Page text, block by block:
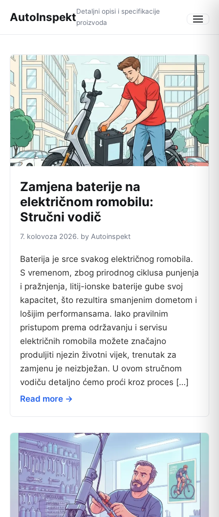
AutoInspektDetaljni opisi i specifikacije
proizvoda
Menu
Zamjena baterije na
električnom romobilu:
Stručni vodič
7. kolovoza 2026. by Autoinspekt
Baterija je srce svakog električnog romobila.
S vremenom, zbog prirodnog ciklusa punjenja
i pražnjenja, litij-ionske baterije gube svoj
kapacitet, što rezultira smanjenim dometom i
lošijim performansama. Iako pravilnim
pristupom prema održavanju i servisu
električnih romobila možete značajno
produljiti njezin životni vijek, trenutak za
zamjenu je neizbježan. U ovom stručnom
vodiču detaljno ćemo proći kroz proces […]
Read more →